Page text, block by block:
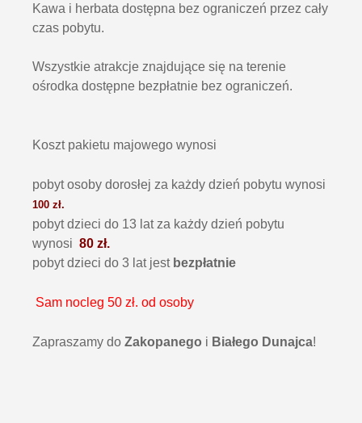
Kawa i herbata dostępna bez ograniczeń przez cały
czas pobytu.
Wszystkie atrakcje znajdujące się na terenie
ośrodka dostępne bezpłatnie bez ograniczeń.
Koszt pakietu majowego wynosi
pobyt osoby dorosłej za każdy dzień pobytu wynosi
100 zł.
pobyt dzieci do 13 lat za każdy dzień pobytu
wynosi 80 zł.
pobyt dzieci do 3 lat jest bezpłatnie
Sam nocleg 50 zł. od osoby
Zapraszamy do Zakopanego i Białego Dunajca!